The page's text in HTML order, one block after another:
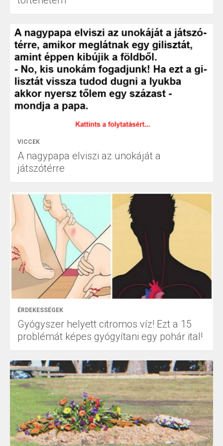
VICCEK
A nagypapa elviszi az unokáját a
játszótérre
ÉRDEKESSÉGEK
Gyógyszer helyett citromos víz! Ezt a 15
problémát képes gyógyítani egy pohár ital!